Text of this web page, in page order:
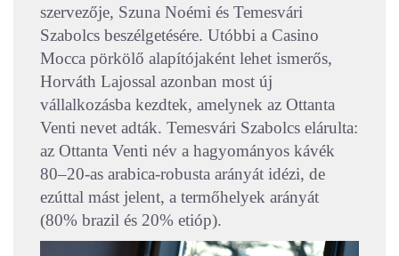
szervezője, Szuna Noémi és Temesvári
Szabolcs beszélgetésére. Utóbbi a Casino
Mocca pörkölő alapítójaként lehet ismerős,
Horváth Lajossal azonban most új
vállalkozásba kezdtek, amelynek az Ottanta
Venti nevet adták. Temesvári Szabolcs elárulta:
az Ottanta Venti név a hagyományos kávék
80–20-as arabica-robusta arányát idézi, de
ezúttal mást jelent, a termőhelyek arányát
(80% brazil és 20% etióp).